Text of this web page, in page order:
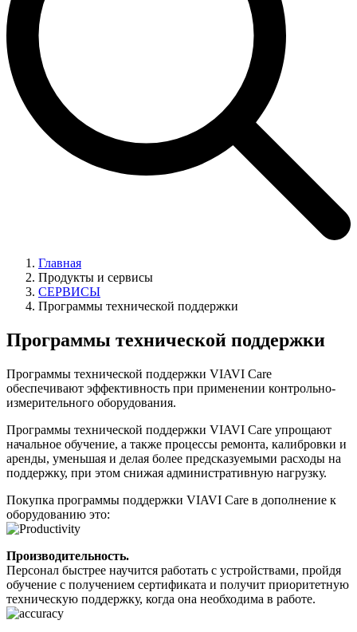
Главная
Продукты и сервисы
СЕРВИСЫ
Программы технической поддержки
Программы технической поддержки
Программы технической поддержки VIAVI Care
обеспечивают эффективность при применении контрольно-
измерительного оборудования.
Программы технической поддержки VIAVI Care упрощают
начальное обучение, а также процессы ремонта, калибровки и
аренды, уменьшая и делая более предсказуемыми расходы на
поддержку, при этом снижая административную нагрузку.
Покупка программы поддержки VIAVI Care в дополнение к
оборудованию это:
Производительность.
Персонал быстрее научится работать с устройствами, пройдя
обучение с получением сертификата и получит приоритетную
техническую поддержку, когда она необходима в работе.